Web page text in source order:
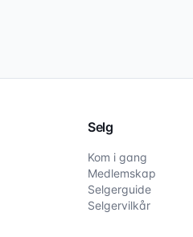
Selg
Kom i gang
Medlemskap
Selgerguide
Selgervilkår